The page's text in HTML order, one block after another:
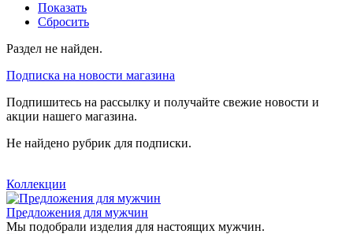
Показать
Сбросить
Раздел не найден.
Подписка на новости магазина
Подпишитесь на рассылку и получайте свежие новости и
акции нашего магазина.
Не найдено рубрик для подписки.
Коллекции
Предложения для мужчин
Мы подобрали изделия для настоящих мужчин.